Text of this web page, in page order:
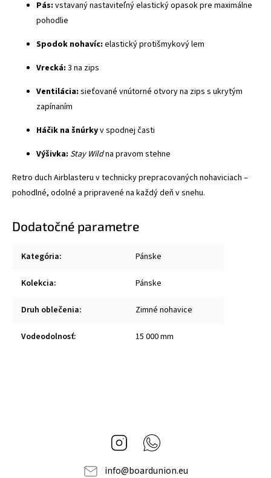
Pás: vstavaný nastaviteľný elastický opasok pre maximálne
pohodlie
Spodok nohavíc: elastický protišmykový lem
Vrecká: 3 na zips
Ventilácia: sieťované vnútorné otvory na zips s ukrytým
zapínaním
Háčik na šnúrkyv spodnej časti
Výšivka: Stay Wildna pravom stehne
Retro duch Airblasteru v technicky prepracovaných nohaviciach –
pohodlné, odolné a pripravené na každý deň v snehu.
Dodatočné parametre
Kategória: Pánske
Kolekcia: Pánske
Druh oblečenia: Zimné nohavice
Vodeodolnosť: 15 000 mm
Instagram
info@boardunion.eu